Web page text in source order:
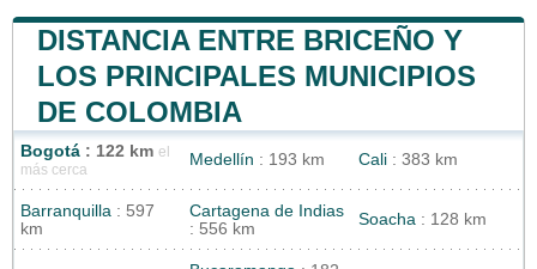
DISTANCIA ENTRE BRICEÑO Y
LOS PRINCIPALES MUNICIPIOS
DE COLOMBIA
Bogotá : 122 km el
más cerca
Medellín : 193 km Cali : 383 km
Barranquilla : 597
km
Cartagena de Indias
: 556 km
Soacha : 128 km